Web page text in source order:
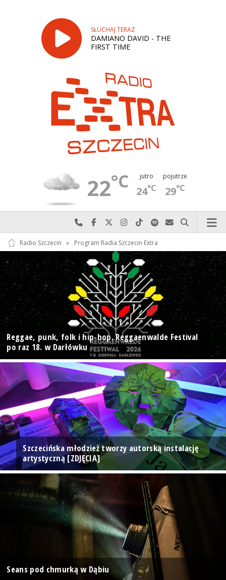
SŁUCHAJ TERAZ
DAMIANO DAVID - THE
FIRST TIME
22°C jutro
24°C
pojutrze
29°C
Najlepiej po prostu do nas zadzwoń
Odwiedź nas na Facebook-u
Odwiedź nas na X
Odwiedź nas na Instagram-ie
Odwiedź nas na TikTok-u
Szukaj nas na Spotify
Wyślij do nas
Szukaj
Radio Szczecin » Program Radia Szczecin Extra
Reggae, punk, folk i hip-hop. Reggaenwalde Festival
po raz 18. w Darłówku
Szczecińska młodzież tworzy autorską instalację
artystyczną [ZDJĘCIA]
Seans pod chmurką w Dąbiu